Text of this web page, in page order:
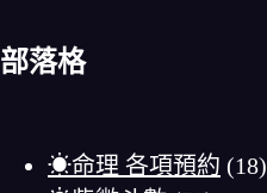
部落格
☀命理 各項預約 (18)